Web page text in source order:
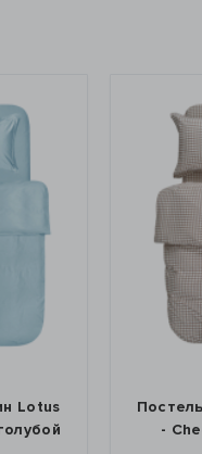
белье Lotus
Checked Gingham кофе